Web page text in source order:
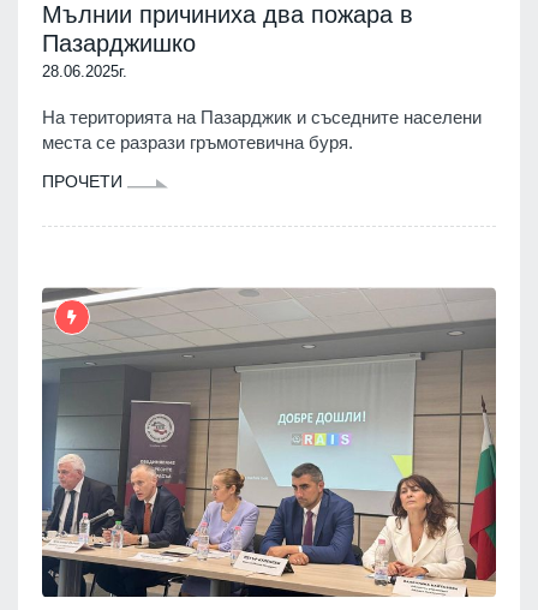
Мълнии причиниха два пожара в
Пазарджишко
28.06.2025г.
На територията на Пазарджик и съседните населени
места се разрази гръмотевична буря.
ПРОЧЕТИ